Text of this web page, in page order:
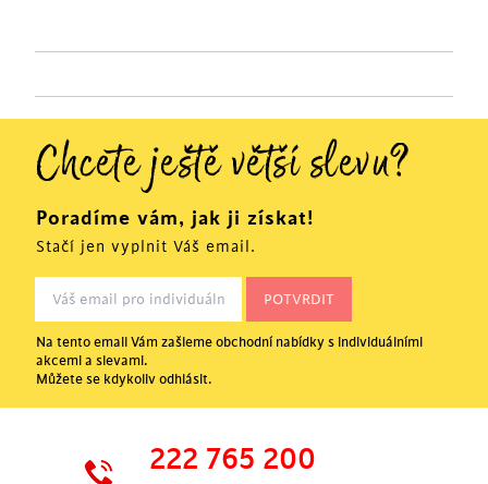
Chcete ještě větší slevu?
Poradíme vám, jak ji získat!
Stačí jen vyplnit Váš email.
Na tento email Vám zašleme obchodní nabídky s individuálními
akcemi a slevami.
Můžete se kdykoliv odhlásit.
222 765 200